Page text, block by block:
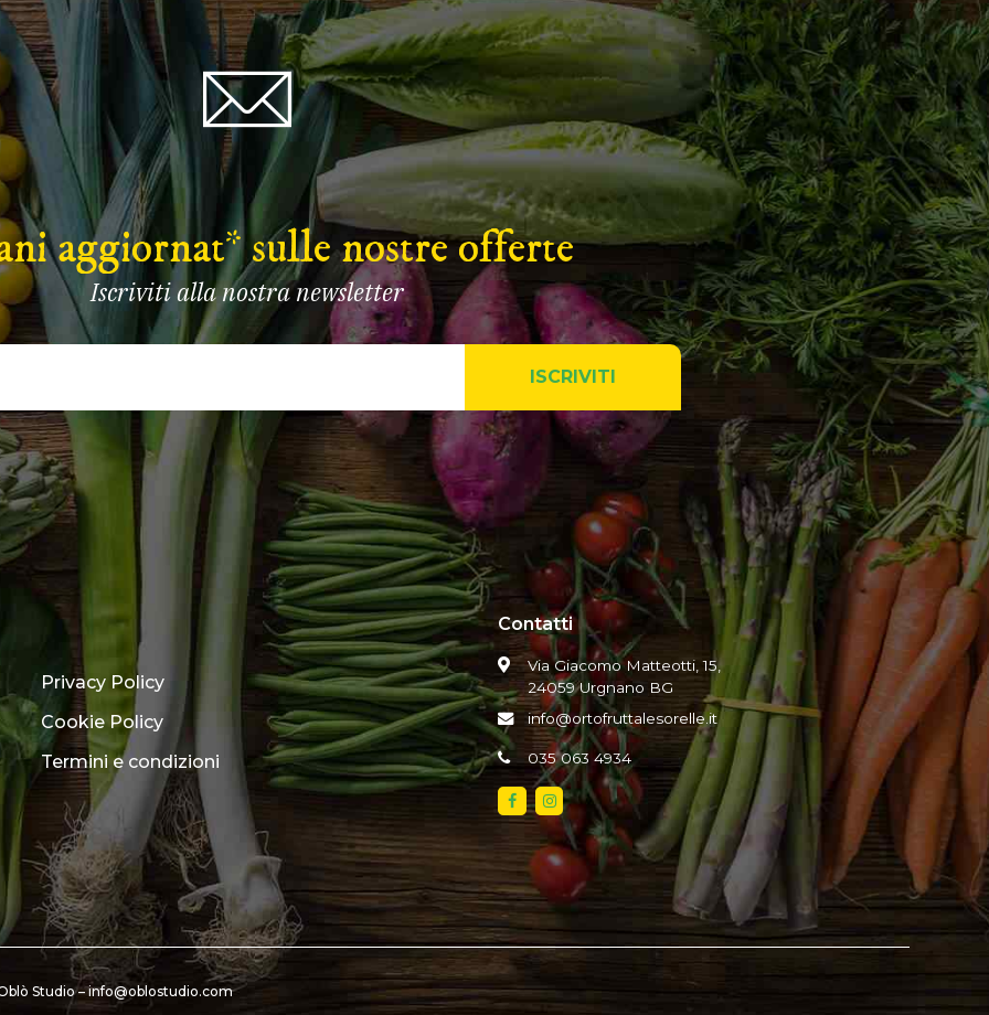
aggiornat* sulle nostre offerte
Iscriviti alla nostra newsletter
Privacy Policy
Cookie Policy
Termini e condizioni
Contatti
Via Giacomo Matteotti, 15,
24059 Urgnano BG
info@ortofruttalesorelle.it
035 063 4934
Studio –info@oblostudio.com